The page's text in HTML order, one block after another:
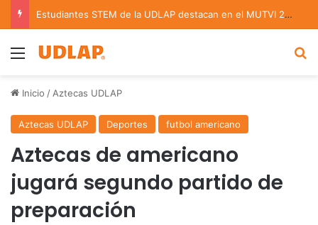
Estudiantes STEM de la UDLAP destacan en el MUTVI 2026
Menu
Inicio / Aztecas UDLAP
Aztecas UDLAP Deportes futbol americano
Aztecas de americano
jugará segundo partido de
preparación